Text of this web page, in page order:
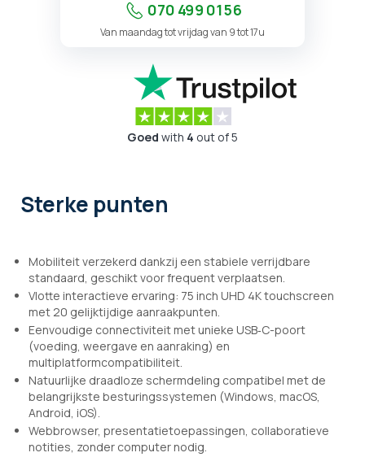
070 499 01 56
Van maandag tot vrijdag van 9 tot 17u
Goed with 4 out of 5
Sterke punten
Mobiliteit verzekerd dankzij een stabiele verrijdbare
standaard, geschikt voor frequent verplaatsen.
Vlotte interactieve ervaring: 75 inch UHD 4K touchscreen
met 20 gelijktijdige aanraakpunten.
Eenvoudige connectiviteit met unieke USB‑C-poort
(voeding, weergave en aanraking) en
multiplatformcompatibiliteit.
Natuurlijke draadloze schermdeling compatibel met de
belangrijkste besturingssystemen (Windows, macOS,
Android, iOS).
Webbrowser, presentatietoepassingen, collaboratieve
notities, zonder computer nodig.